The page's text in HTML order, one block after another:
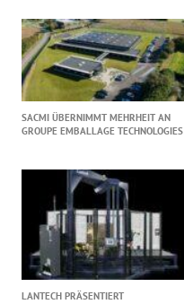
SACMI ÜBERNIMMT MEHRHEIT AN
GROUPE EMBALLAGE TECHNOLOGIES
LANTECH PRÄSENTIERT